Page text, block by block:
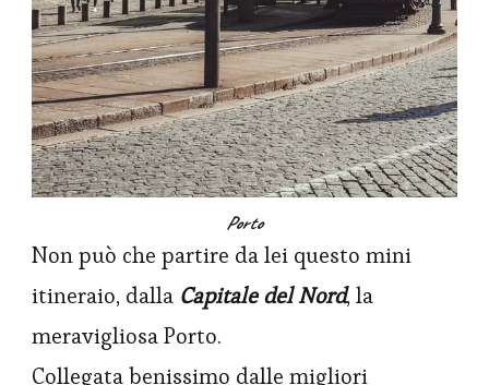
Porto
Non può che partire da lei questo mini
itineraio, dalla Capitale del Nord, la
meravigliosa Porto.
Collegata benissimo dalle migliori